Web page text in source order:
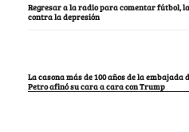
Regresar a la radio para comentar fútbol,
contra la depresión
La casona más de 100 años de la embajada
Petro afinó su cara a cara con Trump